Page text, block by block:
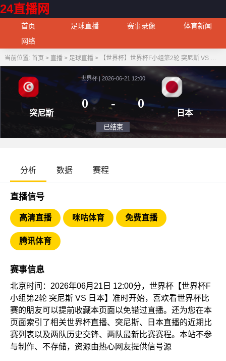
24直播网
首页 足球直播 赛事录像
体育新闻
网络
当前位置: 首页 > 直播> 足球直播> 【世界杯】世界杯F小组第2轮 突尼斯 VS 日本
突尼斯
世界杯 | 2026-06-21 12:00
0
分析 数据 赛程
直播信号
高清直播 咪咕体育 免费直播
腾讯体育
赛事信息
北京时间：2026年06月21日 12:00分，世界杯【世界杯F
小组第2轮 突尼斯 VS 日本】准时开始，喜欢看世界杯比
赛的朋友可以提前收藏本页面以免错过直播。还为您在本
页面索引了相关世界杯直播、突尼斯、日本直播的近期比
赛列表以及两队历史交锋、两队最新比赛赛程。本站不参
与制作、不存储，资源由热心网友提供信号源